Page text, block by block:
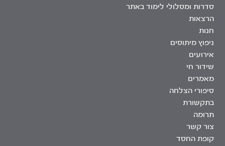
סדרות ומסלולי לימוד באתר
הרצאות
חנות
ניפוץ מיתוסים
אירועים
שידור חי
מאמרים
סיפורי הצלחה
בתקשורת
תרומה
צור קשר
קופת החסד